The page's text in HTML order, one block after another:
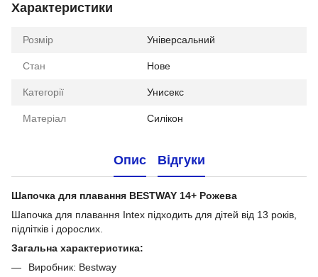
Характеристики
Розмір Універсальний
Стан Нове
Категорії Унисекс
Матеріал Силікон
Опис Відгуки
Шапочка для плавання BESTWAY 14+ Рожева
Шапочка для плавання Intex підходить для дітей від 13 років,
підлітків і дорослих.
Загальна характеристика:
Виробник: Bestway